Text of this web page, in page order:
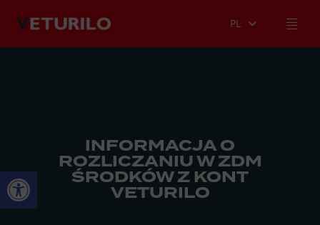
Otwórz pasek narzędzi
PL
INFORMACJA O
ROZLICZANIU W ZDM
ŚRODKÓW Z KONT
VETURILO